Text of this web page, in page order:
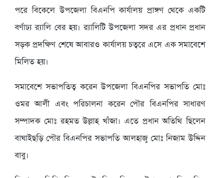
পরে বিকেলে উপজেলা বিএনপি কার্যালয় প্রাঙ্গণ থেকে একটি
বর্ণাঢ্য র‌্যালি বের হয়। র‌্যালিটি উপজেলা সদর এর প্রধান প্রধান
সড়ক প্রদক্ষিণ শেষে আবারও কার্যালয় চত্বরে এসে এক সমাবেশে
মিলিত হয়।
সমাবেশে সভাপতিত্ব করেন উপজেলা বিএনপির সভাপতি মোঃ
ওমর আলী এবং পরিচালনা করেন পৌর বিএনপির সাধারণ
সম্পাদক মোঃ রহমত উল্লাহ খাঁজা। এতে প্রধান অতিথি ছিলেন
বাঘাইছড়ি পৌর বিএনপির সভাপতি আলহাজ্ব মোঃ নিজাম উদ্দিন
বাবু।